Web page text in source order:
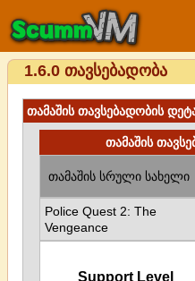
1.6.0 თავსებადობა
თამაშის თავსებადობის
თამაშის
თამაშის სრული სახელი
Police Quest 2: The
Vengeance
Support Level